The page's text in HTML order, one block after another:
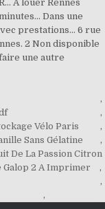
,
,
Vélo Paris
,
Sans Gélatine
,
De La Passion Citron
Galop 2 A Imprimer
,
,
,